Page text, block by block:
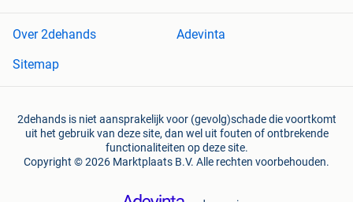
Over 2dehands
Adevinta
Sitemap
2dehands is niet aansprakelijk voor (gevolg)schade die voortkomt
uit het gebruik van deze site, dan wel uit fouten of ontbrekende
functionaliteiten op deze site.
Copyright © 2026 Marktplaats B.V. Alle rechten voorbehouden.